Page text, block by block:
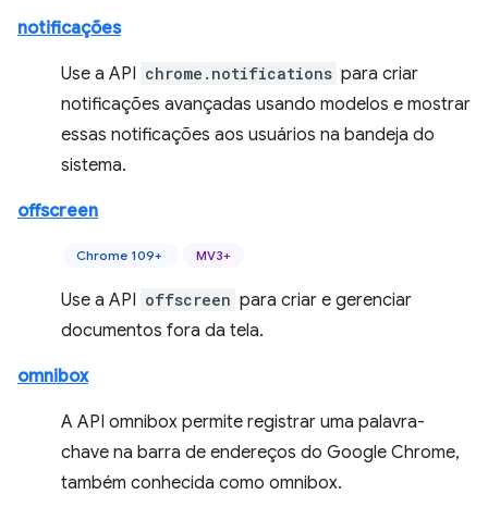
notificações
Use a API chrome.notifications para criar
notificações avançadas usando modelos e mostrar
essas notificações aos usuários na bandeja do
sistema.
offscreen
Chrome 109+ MV3+
Use a API offscreen para criar e gerenciar
documentos fora da tela.
omnibox
A API omnibox permite registrar uma palavra-
chave na barra de endereços do Google Chrome,
também conhecida como omnibox.